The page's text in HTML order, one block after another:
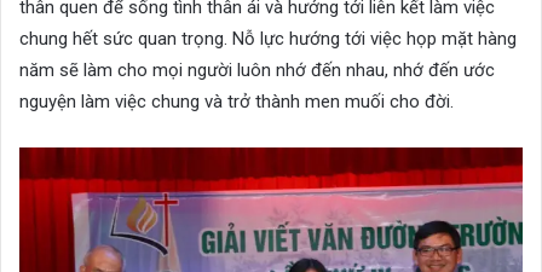
thân quen để sống tình thân ái và hướng tới liên kết làm việc
chung hết sức quan trọng. Nỗ lực hướng tới việc họp mặt hàng
năm sẽ làm cho mọi người luôn nhớ đến nhau, nhớ đến ước
nguyện làm việc chung và trở thành men muối cho đời.